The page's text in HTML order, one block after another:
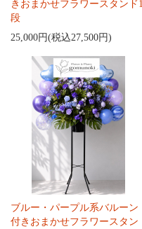
きおまかせフラワースタンド1
段
25,000円(税込27,500円)
ブルー・パープル系バルーン
付きおまかせフラワースタン